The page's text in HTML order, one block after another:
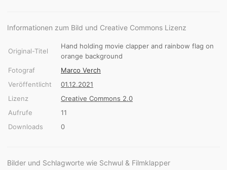
Informationen zum Bild und Creative Commons Lizenz
Original-Titel
Hand holding movie clapper and rainbow flag on
orange background
Fotograf
Marco Verch
Veröffentlicht
01.12.2021
Lizenz
Creative Commons 2.0
Aufrufe
11
Downloads
0
Bilder und Schlagworte wie Schwul & Filmklapper